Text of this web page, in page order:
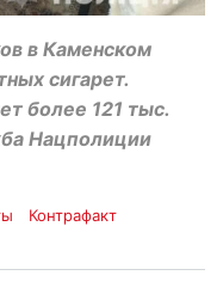
в Каменском
сигарет.
более 121 тыс.
Нацполиции
Контрафакт